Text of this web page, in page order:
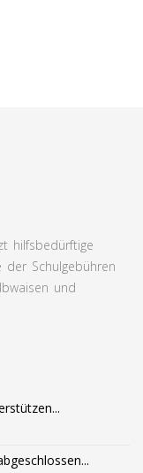
hilfsbedürftige
Schulgebühren
und